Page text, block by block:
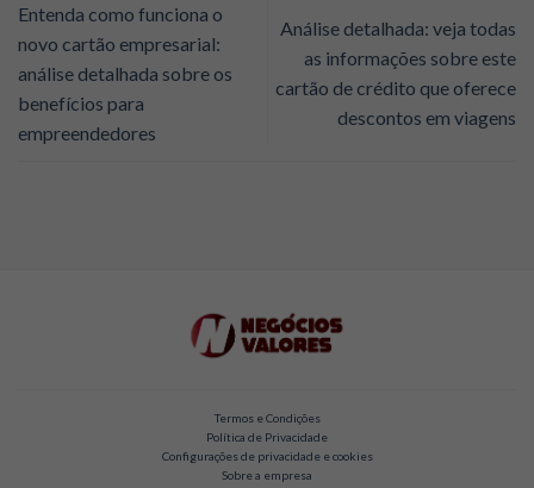
Entenda como funciona o
novo cartão empresarial:
análise detalhada sobre os
benefícios para
empreendedores
Análise detalhada: veja todas
as informações sobre este
cartão de crédito que oferece
descontos em viagens
Termos e Condições
Política de Privacidade
Configurações de privacidade e cookies
Sobre a empresa